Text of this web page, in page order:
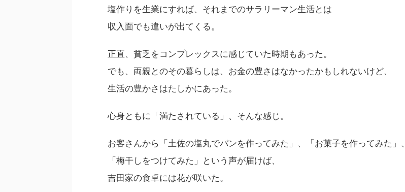
塩作りを生業にすれば、それまでのサラリーマン生活とは
収入面でも違いが出てくる。
正直、貧乏をコンプレックスに感じていた時期もあった。
でも、両親とのその暮らしは、お金の豊さはなかったかもしれないけど、
生活の豊かさはたしかにあった。
心身ともに「満たされている」、そんな感じ。
お客さんから「土佐の塩丸でパンを作ってみた」、「お菓子を作ってみた」、
「梅干しをつけてみた」という声が届けば、
吉田家の食卓には花が咲いた。